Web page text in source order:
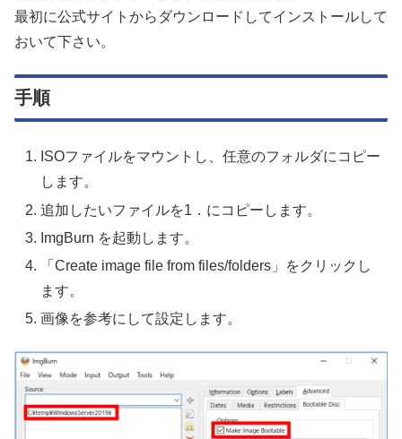
最初に公式サイトからダウンロードしてインストールして
おいて下さい。
手順
ISOファイルをマウントし、任意のフォルダにコピー
します。
追加したいファイルを1．にコピーします。
ImgBurn を起動します。
「Create image file from files/folders」をクリックし
ます。
画像を参考にして設定します。